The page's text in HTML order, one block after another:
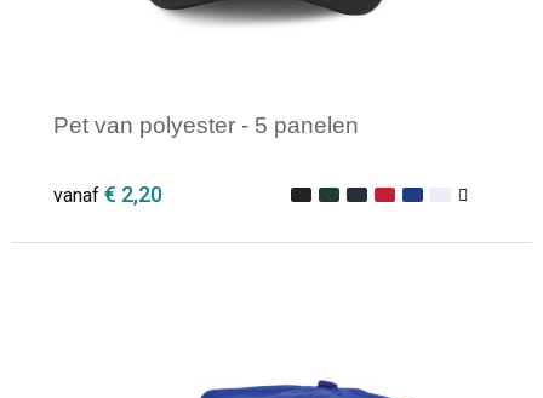
Pet van polyester - 5 panelen
vanaf € 2,20